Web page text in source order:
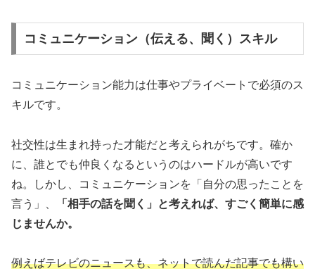
コミュニケーション（伝える、聞く）スキル
コミュニケーション能力は仕事やプライベートで必須のス
キルです。
社交性は生まれ持った才能だと考えられがちです。確か
に、誰とでも仲良くなるというのはハードルが高いです
ね。しかし、コミュニケーションを「自分の思ったことを
言う」、
「相手の話を聞く」と考えれば、すごく簡単に感
じませんか。
例えばテレビのニュースも、ネットで読んだ記事でも構い